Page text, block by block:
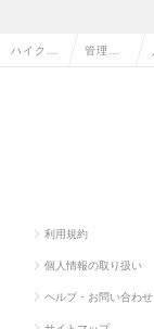
ハイクラ 管理部
利用規約
個人情報の取り扱い
ヘルプ・お問い合わせ